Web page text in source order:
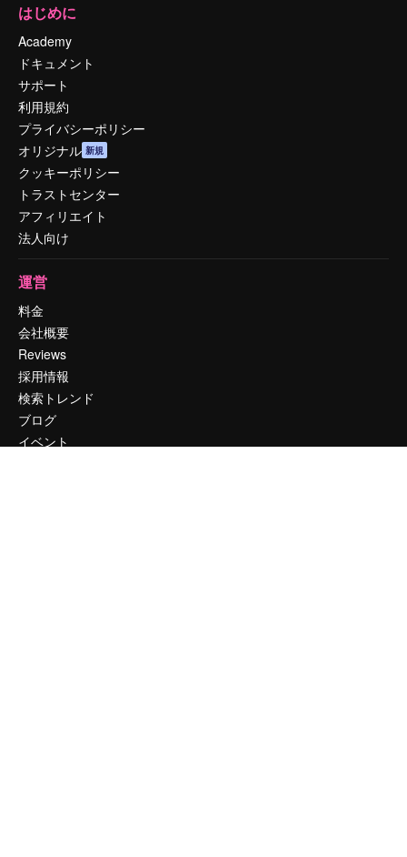
はじめに
Academy
ドキュメント
サポート
利用規約
プライバシーポリシー
オリジナル 新規
クッキーポリシー
トラストセンター
アフィリエイト
法人向け
運営
料金
会社概要
Reviews
採用情報
検索トレンド
ブログ
イベント